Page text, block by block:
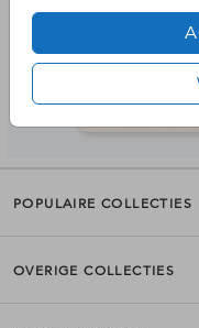
POPULAIRE COLLECTIES
OVERIGE COLLECTIES